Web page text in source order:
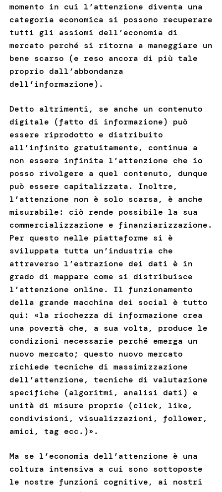
momento in cui l’attenzione diventa una
categoria economica si possono recuperare
tutti gli assiomi dell’economia di
mercato perché si ritorna a maneggiare un
bene scarso (e reso ancora di più tale
proprio dall’abbondanza
dell’informazione).
Detto altrimenti, se anche un contenuto
digitale (fatto di informazione) può
essere riprodotto e distribuito
all’infinito gratuitamente, continua a
non essere infinita l’attenzione che io
posso rivolgere a quel contenuto, dunque
può essere capitalizzata. Inoltre,
l’attenzione non è solo scarsa, è anche
misurabile: ciò rende possibile la sua
commercializzazione e finanziarizzazione.
Per questo nelle piattaforme si è
sviluppata tutta un’industria che
attraverso l’estrazione dei dati è in
grado di mappare come si distribuisce
l’attenzione online. Il funzionamento
della grande macchina dei social è tutto
qui: «la ricchezza di informazione crea
una povertà che, a sua volta, produce le
condizioni necessarie perché emerga un
nuovo mercato; questo nuovo mercato
richiede tecniche di massimizzazione
dell’attenzione, tecniche di valutazione
specifiche (algoritmi, analisi dati) e
unità di misure proprie (click, like,
condivisioni, visualizzazioni, follower,
amici, tag ecc.)».
Ma se l’economia dell’attenzione è una
coltura intensiva a cui sono sottoposte
le nostre funzioni cognitive, ai nostri